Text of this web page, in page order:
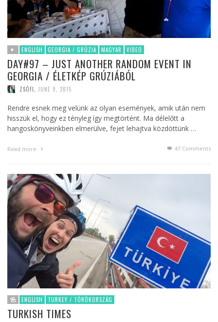
ENGLISH GEORGIA / GRÚZIA MAGYAR VIDEO
DAY#97 – JUST ANOTHER RANDOM EVENT IN
GEORGIA / ÉLETKÉP GRÚZIÁBÓL
ZSÓFI JUNE 9, 2015
Rendre esnek meg velünk az olyan események, amik után nem
hisszük el, hogy ez tényleg így megtörtént. Ma délelőtt a
hangoskönyveinkben elmerülve, fejet lehajtva közdöttünk …
Read more 47 Comments
ENGLISH TURKEY / TÖRÖKORSZÁG
TURKISH TIMES